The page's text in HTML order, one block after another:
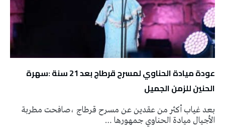
عودة ميادة الحناوي لمسرح قرطاج بعد 21 سنة :سهرة
الحنين للزمن الجميل
بعد غياب أكثر من عقدين عن مسرح قرطاج ،صافحت مطربة
الأجيال ميادة الحناوي جمهورها …